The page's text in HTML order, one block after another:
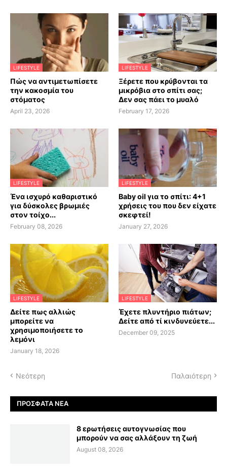
LIFESTYLE
Πώς να αντιμετωπίσετε
την κακοσμία του
στόματος
April 23, 2026
LIFESTYLE
Ξέρετε που κρύβονται τα
μικρόβια στο σπίτι σας;
Δεν σας πάει το μυαλό
February 17, 2026
LIFESTYLE
Ένα ισχυρό καθαριστικό
για δύσκολες βρωμιές
στον τοίχο...
February 08, 2026
LIFESTYLE
Baby oil για το σπίτι: 4+1
χρήσεις του που δεν είχατε
σκεφτεί!
January 27, 2026
LIFESTYLE
Δείτε πως αλλιώς
μπορείτε να
χρησιμοποιήσετε το
λεμόνι
January 18, 2026
LIFESTYLE
Έχετε πλυντήριο πιάτων;
Δείτε από τί κινδυνεύετε...
December 09, 2025
Νεότερη Παλαιότερη
ΠΡΌΣΦΑΤΑ ΝΈΑ
8 ερωτήσεις αυτογνωσίας που
μπορούν να σας αλλάξουν τη ζωή
August 08, 2026